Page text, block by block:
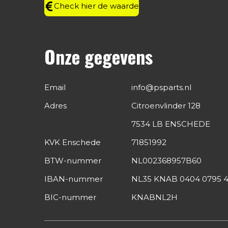
Check hier de waarde
Onze gegevens
Email
info@psparts.nl
Adres
Citroenvlinder 128
7534 LB ENSCHEDE
KVK Enschede
71851992
BTW-nummer
NL002368957B60
IBAN-nummer
NL35 KNAB 0404 0795
BIC-nummer
KNABNL2H